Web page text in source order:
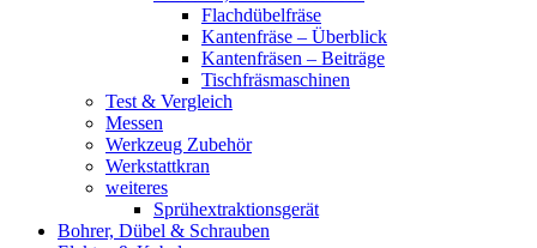
Flachdübelfräse
Kantenfräse – Überblick
Kantenfräsen – Beiträge
Tischfräsmaschinen
Test & Vergleich
Messen
Werkzeug Zubehör
Werkstattkran
weiteres
Sprühextraktionsgerät
Bohrer, Dübel & Schrauben